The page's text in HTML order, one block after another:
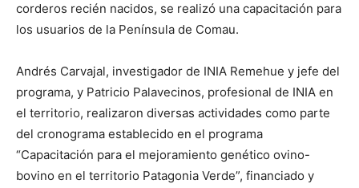
corderos recién nacidos, se realizó una capacitación para
los usuarios de la Península de Comau.
Andrés Carvajal, investigador de INIA Remehue y jefe del
programa, y Patricio Palavecinos, profesional de INIA en
el territorio, realizaron diversas actividades como parte
del cronograma establecido en el programa
“Capacitación para el mejoramiento genético ovino-
bovino en el territorio Patagonia Verde”, financiado y